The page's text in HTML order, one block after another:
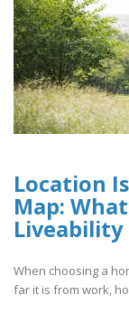
Location
Map:
Liveability
When choosing a
far it is from work,